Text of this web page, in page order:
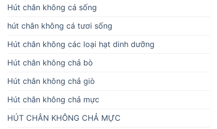
Hút chân không cá sống
hút chân không cá tươi sống
Hút chân không các loại hạt dinh dưỡng
Hút chân không chả bò
Hút chân không chả giò
Hút chân không chả mực
HÚT CHÂN KHÔNG CHẢ MỰC